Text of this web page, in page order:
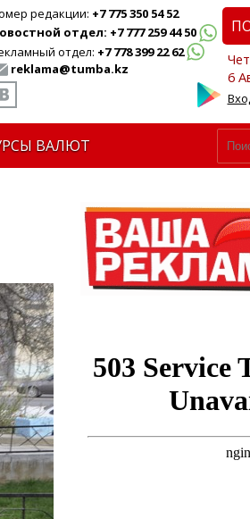
редакции: +7 775 350 54 52
отдел: +7 777 259 44 50
отдел: +7 778 399 22 62
reklama@tumba.kz
6
ВАЛЮТ